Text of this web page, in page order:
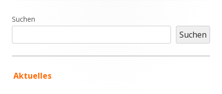
Haupt-
Suchen
Suchen
Aktuelles